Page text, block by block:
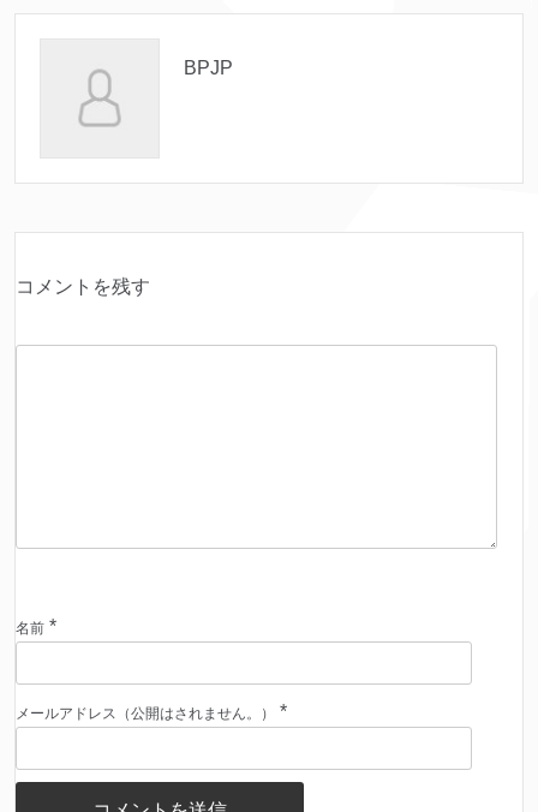
BPJP
コメントを残す
名前 *
メールアドレス（公開はされません。） *